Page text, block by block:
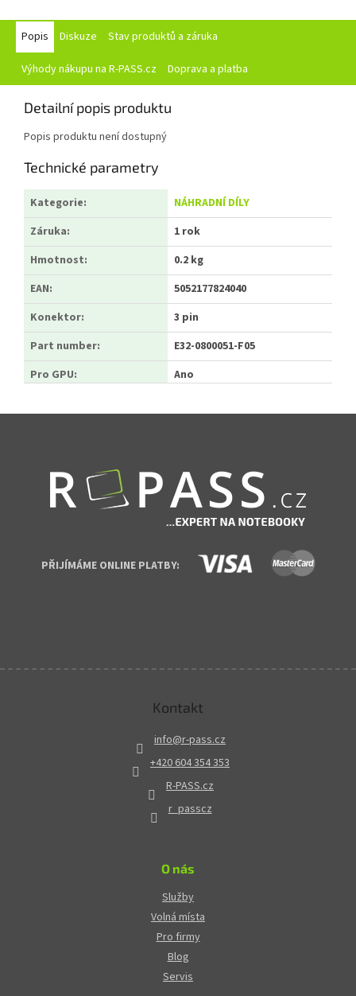
Popis Diskuze Stav produktů a záruka
Výhody nákupu na R-PASS.cz Doprava a platba
Detailní popis produktu
Popis produktu není dostupný
Technické parametry
Kategorie:
NÁHRADNÍ DÍLY
Záruka:
1 rok
Hmotnost:
0.2 kg
EAN:
5052177824040
Konektor:
3 pin
Part number:
E32-0800051-F05
Pro GPU: Ano
PŘIJÍMÁME ONLINE PLATBY:
Kontakt
info@r-pass.cz
+420 604 354 353
R-PASS.cz
r_passcz
O nás
Služby
Volná místa
Pro firmy
Blog
Servis